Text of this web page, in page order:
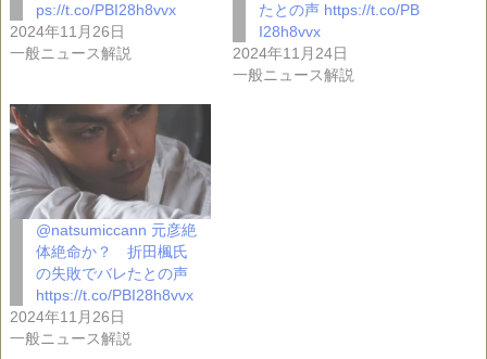
ps://t.co/PBI28h8vvx
2024年11月26日
一般ニュース解説
たとの声 https://t.co/PB
I28h8vvx
2024年11月24日
一般ニュース解説
@natsumiccann 元彦絶
体絶命か？ 折田楓氏
の失敗でバレたとの声
https://t.co/PBI28h8vvx
2024年11月26日
一般ニュース解説